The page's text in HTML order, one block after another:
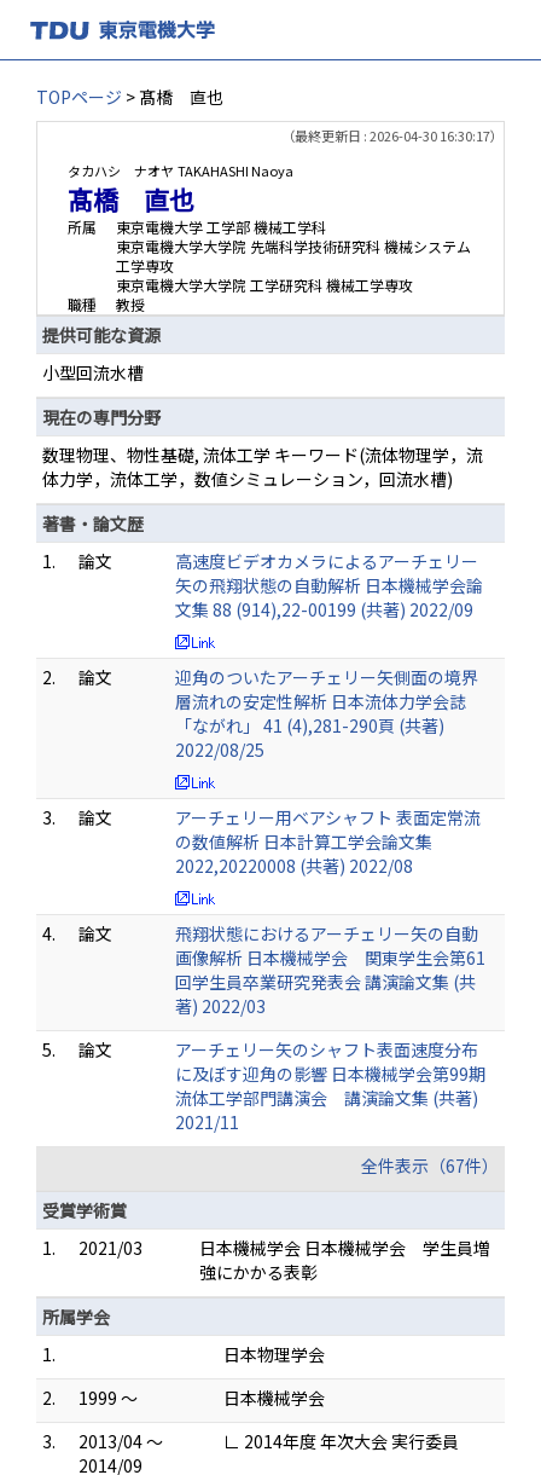
TOPページ > 髙橋 直也
（最終更新日 : 2026-04-30 16:30:17）
タカハシ ナオヤ TAKAHASHI Naoya
髙橋 直也
所属
東京電機大学 工学部 機械工学科
東京電機大学大学院 先端科学技術研究科 機械システム
工学専攻
東京電機大学大学院 工学研究科 機械工学専攻
職種
教授
提供可能な資源
小型回流水槽
現在の専門分野
数理物理、物性基礎, 流体工学 キーワード(流体物理学，流
体力学，流体工学，数値シミュレーション，回流水槽)
著書・論文歴
1.
論文
高速度ビデオカメラによるアーチェリー
矢の飛翔状態の自動解析 日本機械学会論
文集 88 (914),22-00199 (共著) 2022/09
2. 論文
迎角のついたアーチェリー矢側面の境界
層流れの安定性解析 日本流体力学会誌
「ながれ」 41 (4),281-290頁 (共著)
2022/08/25
3. 論文
アーチェリー用ベアシャフト 表面定常流
の数値解析 日本計算工学会論文集
2022,20220008 (共著) 2022/08
4. 論文
飛翔状態におけるアーチェリー矢の自動
画像解析 日本機械学会 関東学生会第61
回学生員卒業研究発表会 講演論文集 (共
著) 2022/03
5.
論文
アーチェリー矢のシャフト表面速度分布
に及ぼす迎角の影響 日本機械学会第99期
流体工学部門講演会 講演論文集 (共著)
2021/11
全件表示（67件）
受賞学術賞
1.
2021/03
日本機械学会 日本機械学会 学生員増
強にかかる表彰
所属学会
1.
日本物理学会
2.
1999 ～
日本機械学会
3.
2013/04 ～
2014/09
∟ 2014年度 年次大会 実行委員